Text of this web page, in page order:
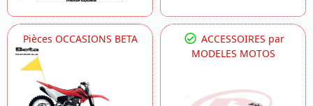
Pièces OCCASIONS BETA
ACCESSOIRES par
MODELES MOTOS